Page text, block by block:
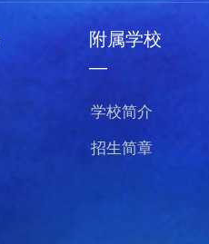
附属学校
—
学校简介
招生简章